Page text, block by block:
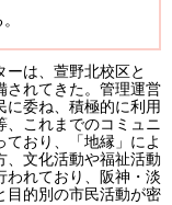
は、萱野北校区と
されてきた。管理運営
に委ね、積極的に利用
、これまでのコミュニ
おり、「地縁」によ
、文化活動や福祉活動
われており、阪神・淡
目的別の市民活動が密